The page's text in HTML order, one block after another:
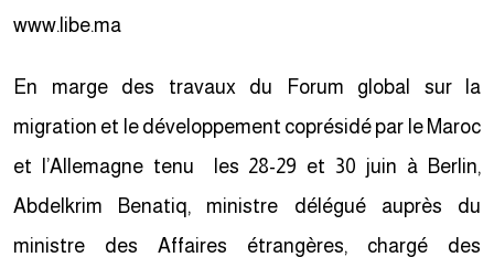
www.libe.ma
En marge des travaux du Forum global sur la
migration et le développement coprésidé par le Maroc
et l’Allemagne tenu les 28-29 et 30 juin à Berlin,
Abdelkrim Benatiq, ministre délégué auprès du
ministre des Affaires étrangères, chargé des